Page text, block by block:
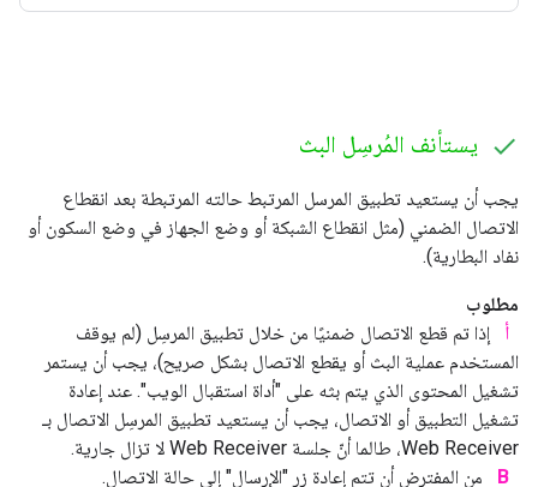
يستأنف المُرسِل البث
يجب أن يستعيد تطبيق المرسل المرتبط حالته المرتبطة بعد انقطاع
الاتصال الضمني (مثل انقطاع الشبكة أو وضع الجهاز في وضع السكون أو
نفاد البطارية).
مطلوب
أ
إذا تم قطع الاتصال ضمنيًا من خلال تطبيق المرسِل (لم يوقف
المستخدم عملية البث أو يقطع الاتصال بشكل صريح)، يجب أن يستمر
تشغيل المحتوى الذي يتم بثه على "أداة استقبال الويب". عند إعادة
تشغيل التطبيق أو الاتصال، يجب أن يستعيد تطبيق المرسِل الاتصال بـ
Web Receiver، طالما أنّ جلسة Web Receiver لا تزال جارية.
من المفترض أن تتم إعادة زر "الإرسال" إلى حالة الاتصال.